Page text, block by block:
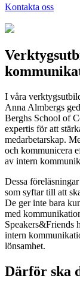
Kontakta oss
I våra
Anna Almbergs
Berghs School of
expertis för att
medarbetarskap.
och kommunicera
av intern
Dessa
som syftar till att
De ger inte bara
med
Speakers&Friends
intern
lönsamhet.
Därför ska